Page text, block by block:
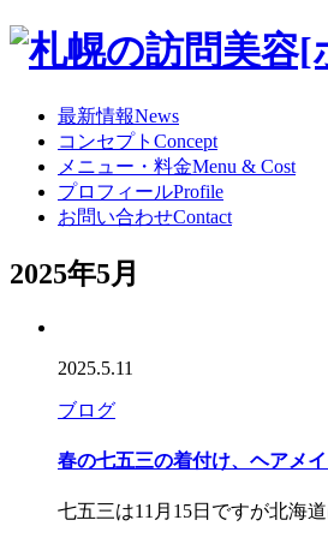
最新情報News
コンセプト Concept
メニュー・料金Menu & Cost
プロフィールProfile
お問い合わせContact
2025年5月
2025.5.11
ブログ
春の七五三の着付け、ヘアメ
七五三は11月15日ですが北海